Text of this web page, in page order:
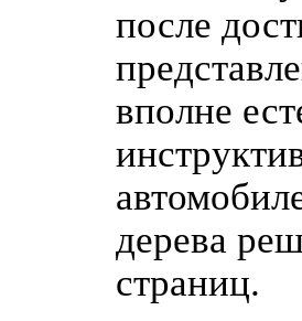
после
вполне
дерева
страниц.